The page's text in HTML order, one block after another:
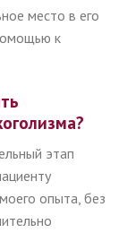
место в его
к
этап
опыта, без